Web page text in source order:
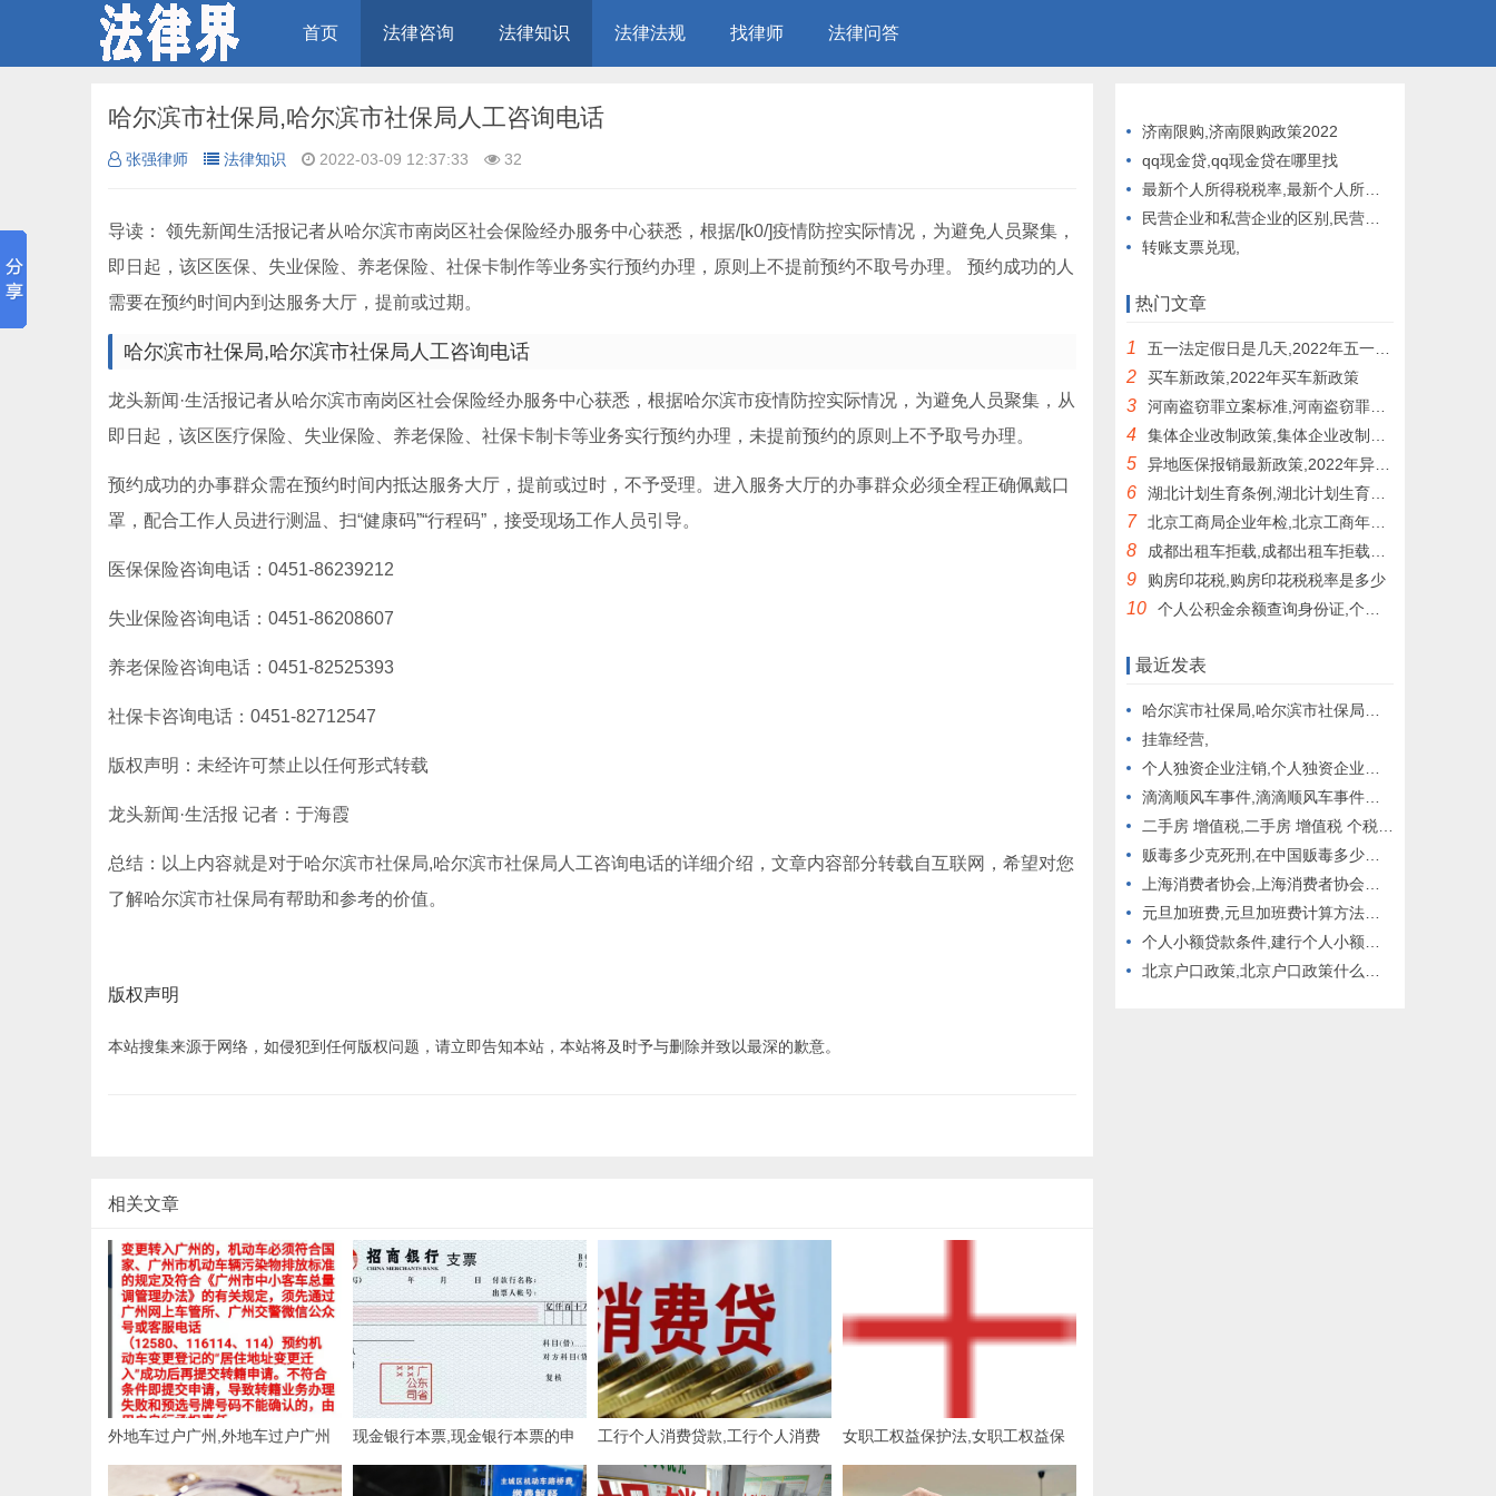
首页 法律咨询 法律知识 法律法规 找律师 法律问答
哈尔滨市社保局,哈尔滨市社保局人工咨询电话
张强律师 法律知识 2022-03-09 12:37:33 32
导读： 领先新闻生活报记者从哈尔滨市南岗区社会保险经办服务中心获悉，根据/[k0/]疫情防控实际情况，为避免人员聚集，
即日起，该区医保、失业保险、养老保险、社保卡制作等业务实行预约办理，原则上不提前预约不取号办理。 预约成功的人
需要在预约时间内到达服务大厅，提前或过期。
哈尔滨市社保局,哈尔滨市社保局人工咨询电话
龙头新闻·生活报记者从哈尔滨市南岗区社会保险经办服务中心获悉，根据哈尔滨市疫情防控实际情况，为避免人员聚集，从
即日起，该区医疗保险、失业保险、养老保险、社保卡制卡等业务实行预约办理，未提前预约的原则上不予取号办理。
预约成功的办事群众需在预约时间内抵达服务大厅，提前或过时，不予受理。进入服务大厅的办事群众必须全程正确佩戴口
罩，配合工作人员进行测温、扫“健康码”“行程码”，接受现场工作人员引导。
医保保险咨询电话：0451-86239212
失业保险咨询电话：0451-86208607
养老保险咨询电话：0451-82525393
社保卡咨询电话：0451-82712547
版权声明：未经许可禁止以任何形式转载
龙头新闻·生活报 记者：于海霞
总结：以上内容就是对于哈尔滨市社保局,哈尔滨市社保局人工咨询电话的详细介绍，文章内容部分转载自互联网，希望对您
了解哈尔滨市社保局有帮助和参考的价值。
版权声明
本站搜集来源于网络，如侵犯到任何版权问题，请立即告知本站，本站将及时予与删除并致以最深的歉意。
相关文章
外地车过户广州,外地车过户广州
车辆迁入流程
现金银行本票,现金银行本票的申
工行个人消费贷款,工行个人消费
贷款能贷多少
女职工权益保护法,女职工权益保
济南限购,济南限购政策2022
qq现金贷,qq现金贷在哪里找
最新个人所得税税率,最新个人所得税税率表2022
民营企业和私营企业的区别,民营企业和私营企业的区别是什么?
转账支票兑现,
热门文章
1 五一法定假日是几天,2022年五一法定假日是几天
2 买车新政策,2022年买车新政策
3 河南盗窃罪立案标准,河南盗窃罪立案标准2021
4 集体企业改制政策,集体企业改制政策法规文件
5 异地医保报销最新政策,2022年异地医保报销最新政策
6 湖北计划生育条例,湖北计划生育条例2021
7 北京工商局企业年检,北京工商年检公示系统
8 成都出租车拒载,成都出租车拒载处罚条例
9 购房印花税,购房印花税税率是多少
10 个人公积金余额查询身份证,个人公积金余额查询身份证10年
最近发表
哈尔滨市社保局,哈尔滨市社保局人工咨询电话
挂靠经营,
个人独资企业注销,个人独资企业注销流程及材料
滴滴顺风车事件,滴滴顺风车事件汇总
二手房 增值税,二手房 增值税 个税 契税
贩毒多少克死刑,在中国贩毒多少克死刑
上海消费者协会,上海消费者协会投诉电话号码
元旦加班费,元旦加班费计算方法及标准
个人小额贷款条件,建行个人小额贷款条件
北京户口政策,北京户口政策什么时候开始的